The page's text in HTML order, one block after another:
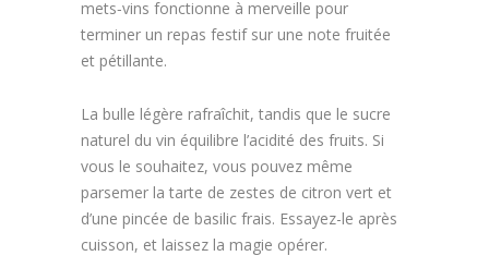
mets‑vins fonctionne à merveille pour
terminer un repas festif sur une note fruitée
et pétillante.
La bulle légère rafraîchit, tandis que le sucre
naturel du vin équilibre l’acidité des fruits. Si
vous le souhaitez, vous pouvez même
parsemer la tarte de zestes de citron vert et
d’une pincée de basilic frais. Essayez-le après
cuisson, et laissez la magie opérer.